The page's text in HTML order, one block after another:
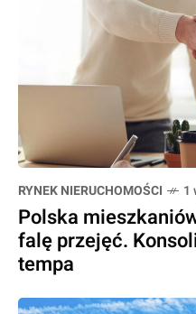
RYNEK NIERUCHOMOŚCI 1
Polska
falę przejęć.
tempa